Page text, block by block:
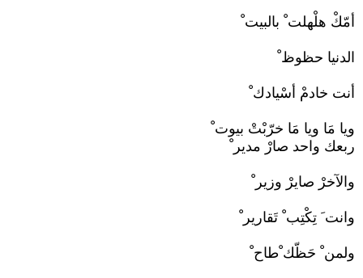
أمّكْ هلْهلت ْ بالبيت ْ
الدنيا حظوظ ْ
أنت خادمْ أسْيادك ْ
ويا مَا ويا مَا خرّبْتْ بيوت ْ
ربعك واحد صارْ مدير ْ
والآخرْ صايرْ وزير ْ
وانت َ تِكْتِب ْ تَقارير ْ
ولمن ْ حَظّك ْطاح ْ